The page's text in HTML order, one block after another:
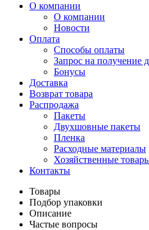
О компании
О компании
Новости
Оплата
Способы оплаты
Запрос на получение
Бонусы
Доставка
Возврат товара
Распродажа
Пакеты
Двухшовные пакеты
Пленка
Расходные материалы
Хозяйственные
Контакты
Товары
Подбор упаковки
Описание
Частые вопросы